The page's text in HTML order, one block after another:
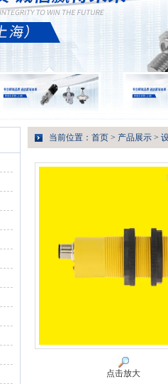
当前位置： 首页 > 产品展示 >
点击放大